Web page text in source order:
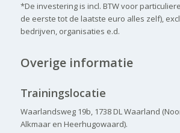
*De investering is incl. BTW voor
de eerste tot de laatste euro alles zelf),
bedrijven, organisaties e.d.
Overige informatie
Trainingslocatie
Waarlandsweg 19b, 1738 DL Waarland
Alkmaar en Heerhugowaard).